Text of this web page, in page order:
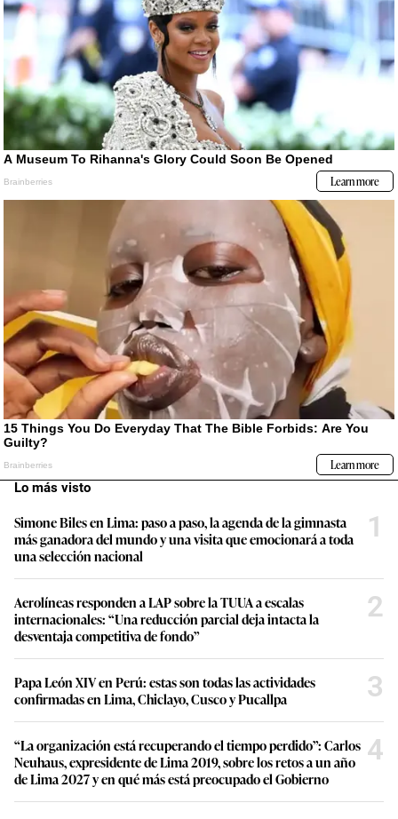
Lo más visto
Simone Biles en Lima: paso a paso, la agenda de la gimnasta
más ganadora del mundo y una visita que emocionará a toda
una selección nacional
1
Aerolíneas responden a LAP sobre la TUUA a escalas
internacionales: “Una reducción parcial deja intacta la
desventaja competitiva de fondo”
2
Papa León XIV en Perú: estas son todas las actividades
confirmadas en Lima, Chiclayo, Cusco y Pucallpa
3
“La organización está recuperando el tiempo perdido”: Carlos
Neuhaus, expresidente de Lima 2019, sobre los retos a un año
de Lima 2027 y en qué más está preocupado el Gobierno
4